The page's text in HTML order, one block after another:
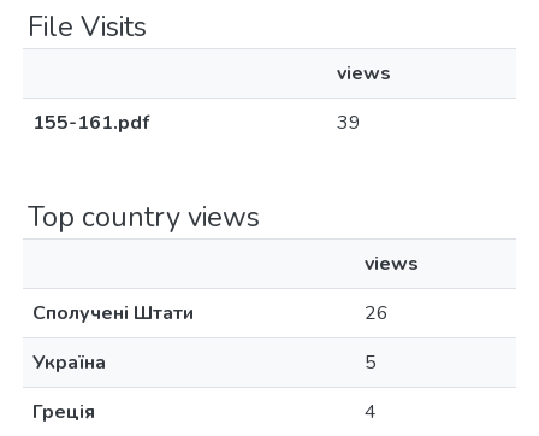
File Visits
views
155-161.pdf
39
Top country views
views
Сполучені Штати
26
Україна
5
Греція
4